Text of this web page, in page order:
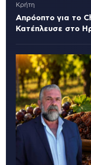
Κρήτη
Απρόοπτο για το
Κατέπλευσε στο